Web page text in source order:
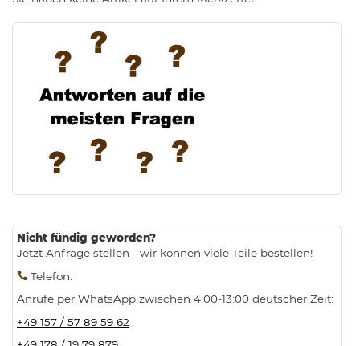
Nicht fündig geworden?
Jetzt Anfrage stellen - wir können viele Teile bestellen!
Telefon:
Anrufe per WhatsApp zwischen 4:00-13:00 deutscher Zeit:
+49 157 / 57 89 59 62